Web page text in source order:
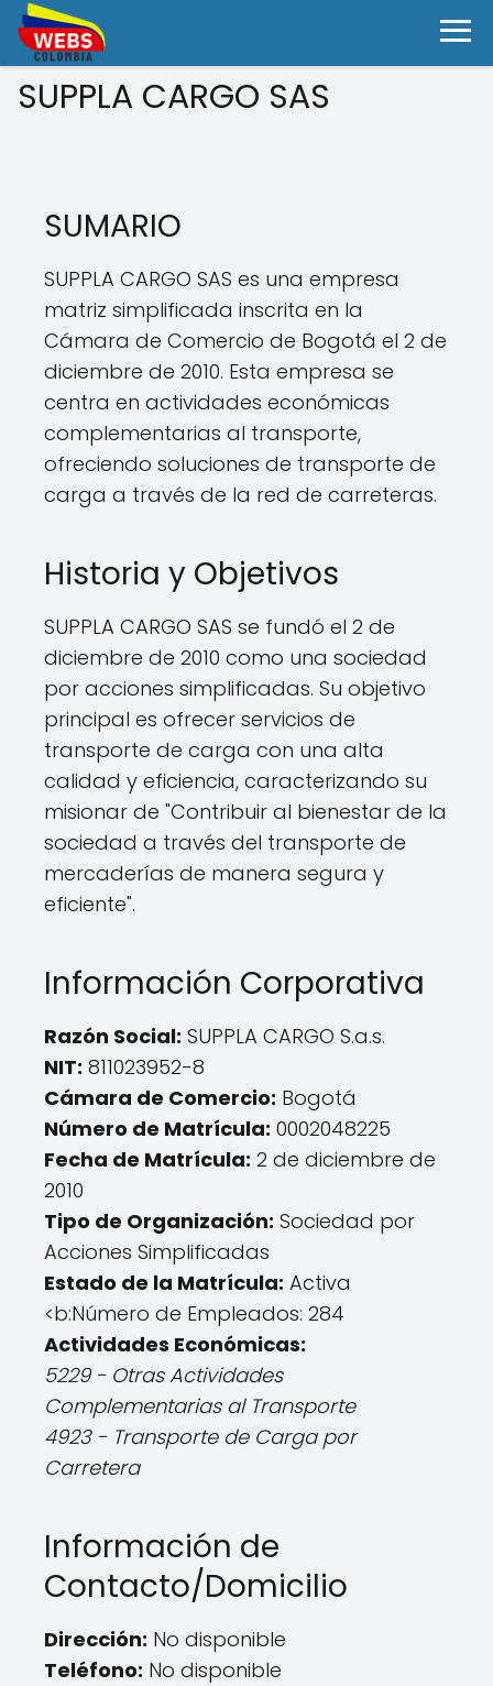
SUPPLA CARGO SAS
SUMARIO
SUPPLA CARGO SAS es una empresa
matriz simplificada inscrita en la
Cámara de Comercio de Bogotá el 2 de
diciembre de 2010. Esta empresa se
centra en actividades económicas
complementarias al transporte,
ofreciendo soluciones de transporte de
carga a través de la red de carreteras.
Historia y Objetivos
SUPPLA CARGO SAS se fundó el 2 de
diciembre de 2010 como una sociedad
por acciones simplificadas. Su objetivo
principal es ofrecer servicios de
transporte de carga con una alta
calidad y eficiencia, caracterizando su
misionar de "Contribuir al bienestar de la
sociedad a través del transporte de
mercaderías de manera segura y
eficiente".
Información Corporativa
Razón Social: SUPPLA CARGO S.a.s.
NIT: 811023952-8
Cámara de Comercio: Bogotá
Número de Matrícula: 0002048225
Fecha de Matrícula: 2 de diciembre de
2010
Tipo de Organización: Sociedad por
Acciones Simplificadas
Estado de la Matrícula: Activa
<b:Número de Empleados: 284
Actividades Económicas:
5229 - Otras Actividades
Complementarias al Transporte
4923 - Transporte de Carga por
Carretera
Información de
Contacto/Domicilio
Dirección: No disponible
Teléfono: No disponible